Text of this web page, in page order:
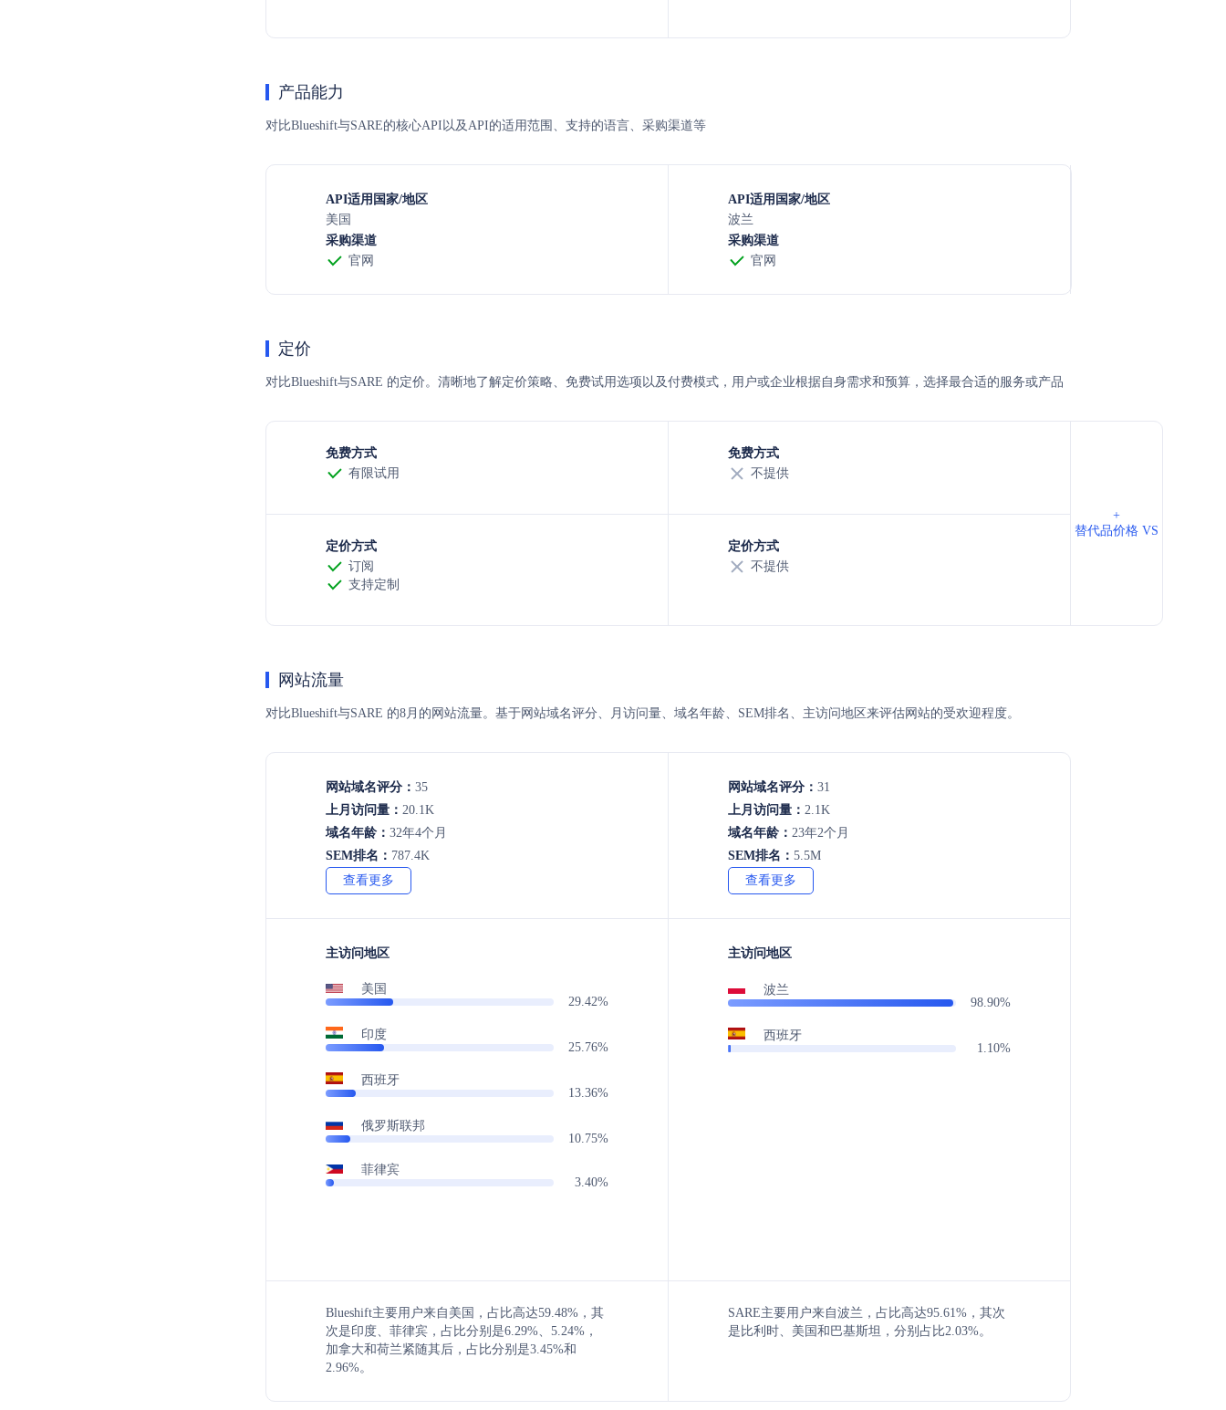
产品能力
对比Blueshift与SARE的核心API以及API的适用范围、支持的语言、采购渠道等
API适用国家/地区
美国
采购渠道
官网
API适用国家/地区
波兰
采购渠道
官网
定价
对比Blueshift与SARE 的定价。清晰地了解定价策略、免费试用选项以及付费模式，用户或企业根据自身需求和预算，选择最合适的服务或产品
免费方式
有限试用
免费方式
不提供
定价方式
订阅
支持定制
定价方式
不提供
+
替代品价格 VS
网站流量
对比Blueshift与SARE 的8月的网站流量。基于网站域名评分、月访问量、域名年龄、SEM排名、主访问地区来评估网站的受欢迎程度。
网站域名评分： 35
上月访问量： 20.1K
域名年龄： 32年4个月
SEM排名： 787.4K
查看更多
主访问地区
美国
29.42%
印度
25.76%
西班牙
13.36%
俄罗斯联邦
10.75%
菲律宾
3.40%
Blueshift主要用户来自美国，占比高达59.48%，其
次是印度、菲律宾，占比分别是6.29%、5.24%，
加拿大和荷兰紧随其后，占比分别是3.45%和
2.96%。
网站域名评分： 31
上月访问量： 2.1K
域名年龄： 23年2个月
SEM排名： 5.5M
查看更多
主访问地区
波兰
98.90%
西班牙
1.10%
SARE主要用户来自波兰，占比高达95.61%，其次
是比利时、美国和巴基斯坦，分别占比2.03%。